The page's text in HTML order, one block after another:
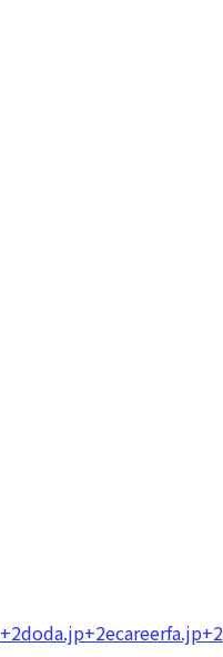
+2doda.jp+2ecareerfa.jp+2